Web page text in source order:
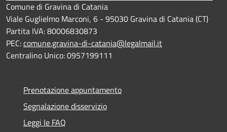
Comune di Gravina di Catania
Viale Guglielmo Marconi, 6 - 95030 Gravina di Catania (CT)
Partita IVA: 80006830873
PEC:comune.gravina-di-catania@legalmail.it
Centralino Unico: 0957199111
Prenotazione appuntamento
Segnalazione disservizio
Leggi le FAQ